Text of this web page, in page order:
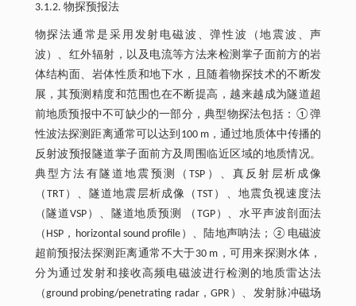
3.1.2. 物探预报法
物探法通常是采用发射电磁波、弹性波（地震波、声
波）、红外辐射，以及电流等方法来检测掌子面前方的岩
体结构面、岩体性质和地下水，且随着物探技术的不断发
展，其预测精度和范围也在不断提高，越来越成为隧道超
前地质预报中不可缺少的一部分，典型物探法包括：①弹
性波法探测距离通常可以达到100 m，通过地质体中传播的
反射波预报隧道掌子面前方及周围临近区域的地质情况。
典型方法有隧道地震预测（TSP）、真反射层析成像
（TRT）、隧道地震层析成像（TST）、地震负视速度法
（隧道VSP）、隧道地质预测 （TGP）、水平声波剖面法
（HSP，horizontal sound profile）、陆地声呐法；②电磁波
超前预报法探测距离通常不大于30 m，可用来探测水体，
分为通过发射和接收高频电磁波进行检测的地质雷达法
（ground probing/penetrating radar，GPR）、发射脉冲磁场